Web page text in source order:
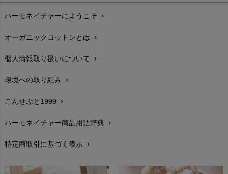
配送と送料chevron_right
在庫状況と発送予定chevron_right
サイズ・寸法chevron_right
生地・素材chevron_right
お手入れについて
レビューを書こうchevron_right
返品交換chevron_right
FAXでのご注文
ハーモネイチャーにようこそ chevron_right
オーガニックコットンとは chevron_right
個人情報取り扱いについて chevron_right
環境への取り組み chevron_right
こんせぷと1999 chevron_right
ハーモネイチャー商品用語辞典 chevron_right
特定商取引に基づく表示 chevron_right